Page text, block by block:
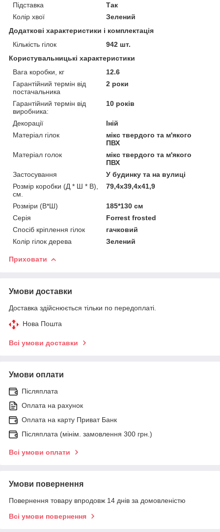
Підставка
Так
Колір хвої
Зелений
Додаткові характеристики і комплектація
Кількість гілок
942 шт.
Користувальницькі характеристики
Вага коробки, кг
12.6
Гарантійний термін від
постачальника
2 роки
Гарантійний термін від
виробника:
10 років
Декорації
Іній
Матеріал гілок
мікс твердого та м'якого
ПВХ
Матеріал голок
мікс твердого та м'якого
ПВХ
Застосування
У будинку та на вулиці
Розмір коробки (Д * Ш * В),
см.
79,4х39,4х41,9
Розміри (В*Ш)
185*130 см
Серія
Forrest frosted
Спосіб кріплення гілок
гачковий
Колір гілок дерева
Зелений
Приховати
Умови доставки
Доставка здійснюється тільки по передоплаті.
Нова Пошта
Всі умови доставки
Умови оплати
Післяплата
Оплата на рахунок
Оплата на карту Приват Банк
Післяплата (мінім. замовлення 300 грн.)
Всі умови оплати
Умови повернення
Повернення товару впродовж 14 днів за домовленістю
Всі умови повернення